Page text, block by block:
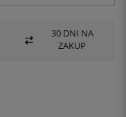
30 DNI NA
ZAKUP